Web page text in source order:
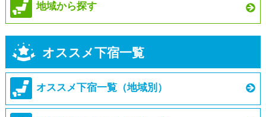
地域から探す
オススメ下宿一覧
オススメ下宿一覧（地域別）